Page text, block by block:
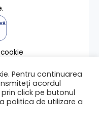
30/06/2023
Pentru continuarea
acordul
click pe butonul
politica de utilizare a